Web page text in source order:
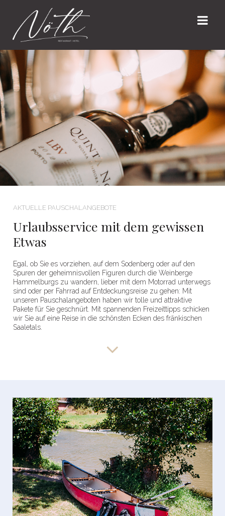
AKTUELLE PAUSCHALANGEBOTE
Urlaubsservice mit dem gewissen
Etwas
Egal, ob Sie es vorziehen, auf dem Sodenberg oder auf den
Spuren der geheimnisvollen Figuren durch die Weinberge
Hammelburgs zu wandern, lieber mit dem Motorrad unterwegs
sind oder per Fahrrad auf Entdeckungsreise zu gehen: Mit
unseren Pauschalangeboten haben wir tolle und attraktive
Pakete für Sie geschnürt. Mit spannenden Freizeittipps schicken
wir Sie auf eine Reise in die schönsten Ecken des fränkischen
Saaletals.